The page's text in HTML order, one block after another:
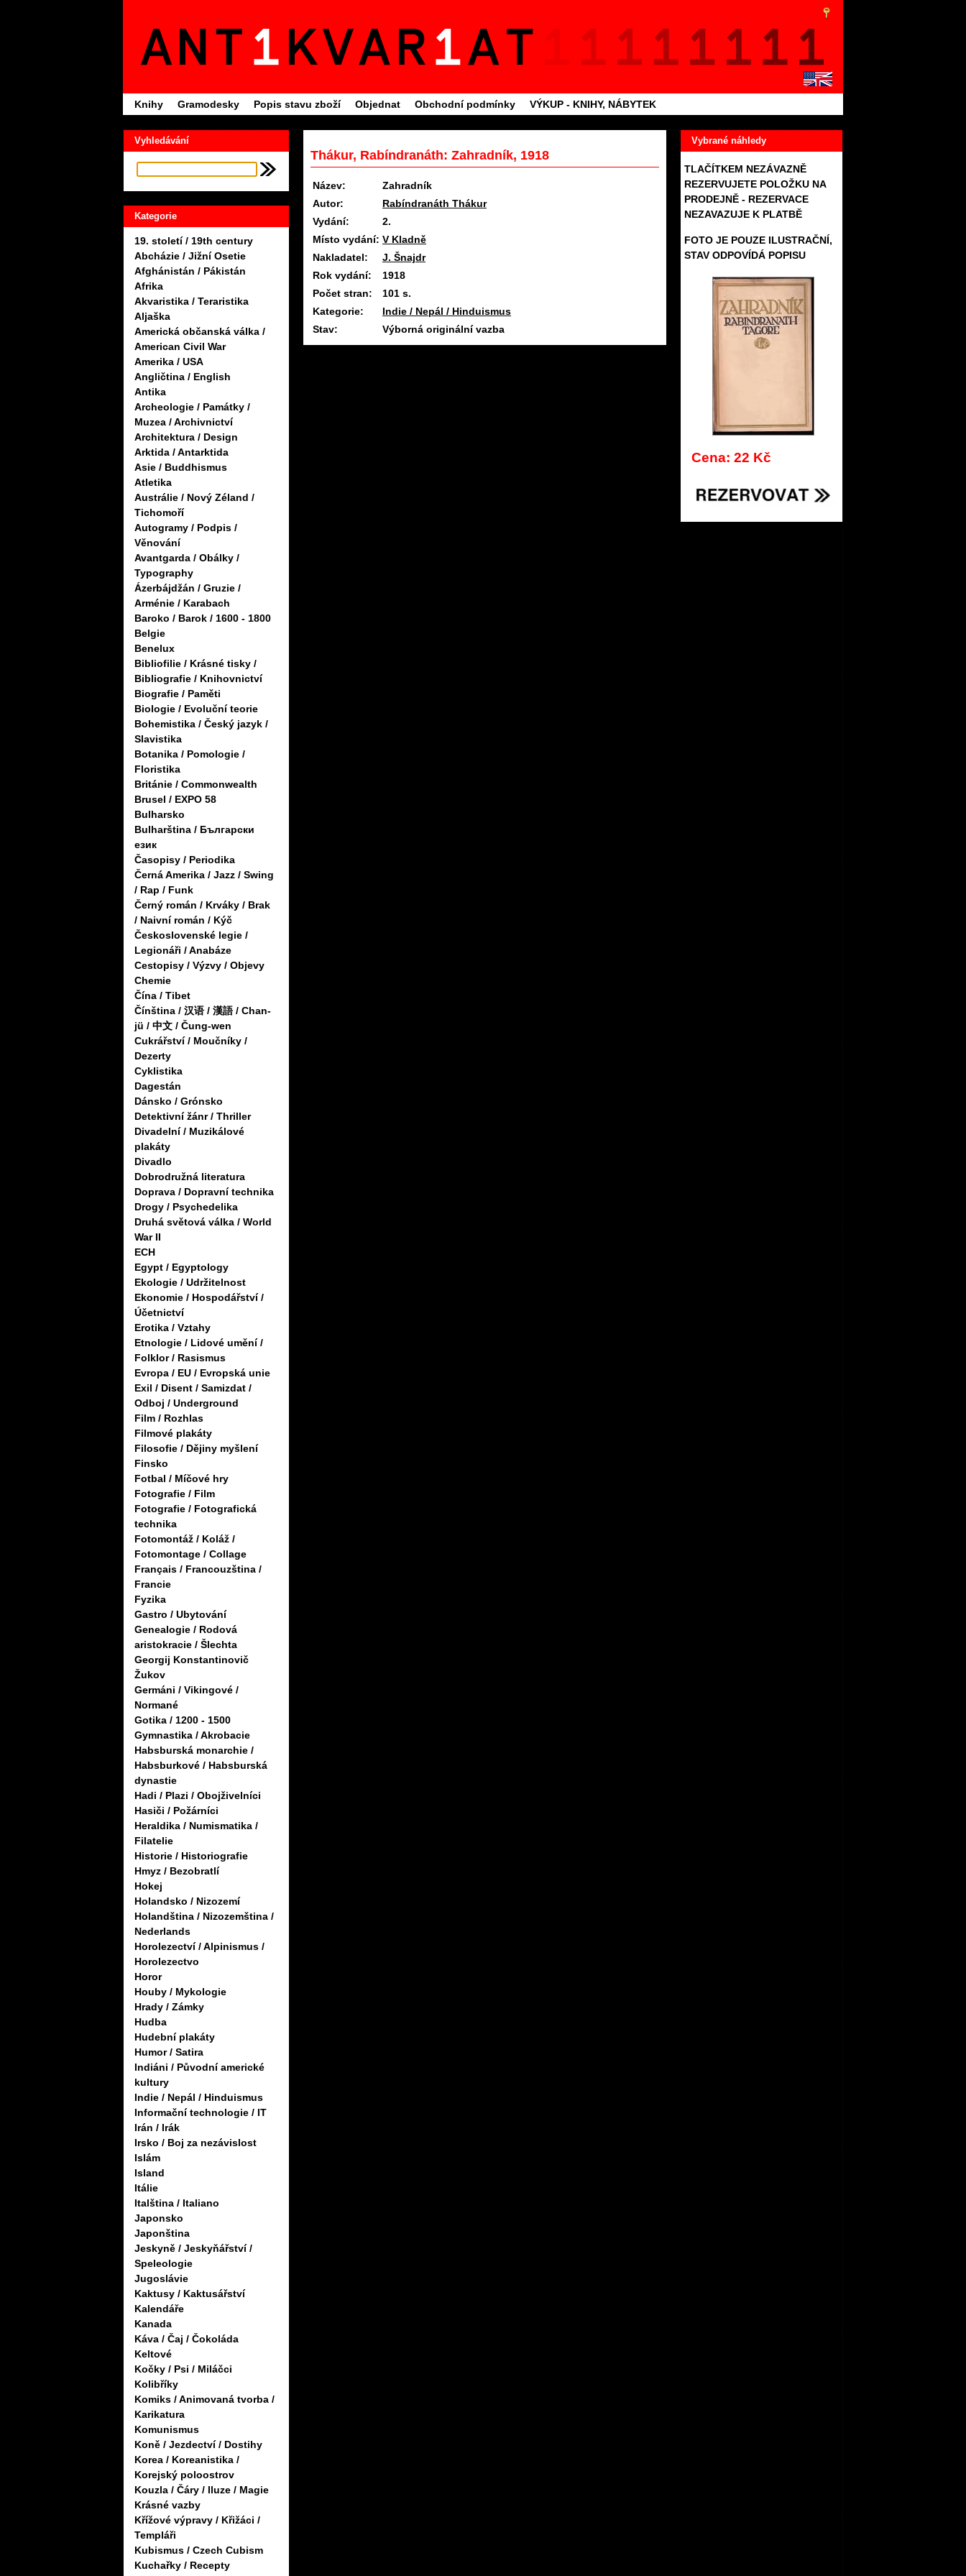
Knihy Gramodesky Popis stavu zboží Objednat Obchodní podmínky VÝKUP - KNIHY, NÁBYTEK
Vyhledávání
Kategorie
19. století / 19th century
Abcházie / Jižní Osetie
Afghánistán / Pákistán
Afrika
Akvaristika / Teraristika
Aljaška
Americká občanská válka /
American Civil War
Amerika / USA
Angličtina / English
Antika
Archeologie / Památky /
Muzea / Archivnictví
Architektura / Design
Arktida / Antarktida
Asie / Buddhismus
Atletika
Austrálie / Nový Zéland /
Tichomoří
Autogramy / Podpis /
Věnování
Avantgarda / Obálky /
Typography
Ázerbájdžán / Gruzie /
Arménie / Karabach
Baroko / Barok / 1600 - 1800
Belgie
Benelux
Bibliofilie / Krásné tisky /
Bibliografie / Knihovnictví
Biografie / Paměti
Biologie / Evoluční teorie
Bohemistika / Český jazyk /
Slavistika
Botanika / Pomologie /
Floristika
Británie / Commonwealth
Brusel / EXPO 58
Bulharsko
Bulharština / Български
език
Časopisy / Periodika
Černá Amerika / Jazz / Swing
/ Rap / Funk
Černý román / Krváky / Brak
/ Naivní román / Kýč
Československé legie /
Legionáři / Anabáze
Cestopisy / Výzvy / Objevy
Chemie
Čína / Tibet
Čínština / 汉语 / 漢語 / Chan-
jü / 中文 / Čung-wen
Cukrářství / Moučníky /
Dezerty
Cyklistika
Dagestán
Dánsko / Grónsko
Detektivní žánr / Thriller
Divadelní / Muzikálové
plakáty
Divadlo
Dobrodružná literatura
Doprava / Dopravní technika
Drogy / Psychedelika
Druhá světová válka / World
War II
ECH
Egypt / Egyptology
Ekologie / Udržitelnost
Ekonomie / Hospodářství /
Účetnictví
Erotika / Vztahy
Etnologie / Lidové umění /
Folklor / Rasismus
Evropa / EU / Evropská unie
Exil / Disent / Samizdat /
Odboj / Underground
Film / Rozhlas
Filmové plakáty
Filosofie / Dějiny myšlení
Finsko
Fotbal / Míčové hry
Fotografie / Film
Fotografie / Fotografická
technika
Fotomontáž / Koláž /
Fotomontage / Collage
Français / Francouzština /
Francie
Fyzika
Gastro / Ubytování
Genealogie / Rodová
aristokracie / Šlechta
Georgij Konstantinovič
Žukov
Germáni / Vikingové /
Normané
Gotika / 1200 - 1500
Gymnastika / Akrobacie
Habsburská monarchie /
Habsburkové / Habsburská
dynastie
Hadi / Plazi / Obojživelníci
Hasiči / Požárníci
Heraldika / Numismatika /
Filatelie
Historie / Historiografie
Hmyz / Bezobratlí
Hokej
Holandsko / Nizozemí
Holandština / Nizozemština /
Nederlands
Horolezectví / Alpinismus /
Horolezectvo
Horor
Houby / Mykologie
Hrady / Zámky
Hudba
Hudební plakáty
Humor / Satira
Indiáni / Původní americké
kultury
Indie / Nepál / Hinduismus
Informační technologie / IT
Irán / Irák
Irsko / Boj za nezávislost
Islám
Island
Itálie
Italština / Italiano
Japonsko
Japonština
Jeskyně / Jeskyňářství /
Speleologie
Jugoslávie
Kaktusy / Kaktusářství
Kalendáře
Kanada
Káva / Čaj / Čokoláda
Keltové
Kočky / Psi / Miláčci
Kolibříky
Komiks / Animovaná tvorba /
Karikatura
Komunismus
Koně / Jezdectví / Dostihy
Korea / Koreanistika /
Korejský poloostrov
Kouzla / Čáry / Iluze / Magie
Krásné vazby
Křížové výpravy / Křižáci /
Templáři
Kubismus / Czech Cubism
Kuchařky / Recepty
Vybrané náhledy
TLAČÍTKEM NEZÁVAZNĚ
REZERVUJETE POLOŽKU NA
PRODEJNĚ - REZERVACE
NEZAVAZUJE K PLATBĚ
FOTO JE POUZE ILUSTRAČNÍ,
STAV ODPOVÍDÁ POPISU
Cena: 22 Kč
Thákur, Rabíndranáth: Zahradník, 1918
Název:
Zahradník
Autor:
Rabíndranáth Thákur
Vydání:
2.
Místo vydání: V Kladně
Nakladatel:
J. Šnajdr
Rok vydání:
1918
Počet stran:
101 s.
Kategorie:
Indie / Nepál / Hinduismus
Stav:
Výborná originální vazba